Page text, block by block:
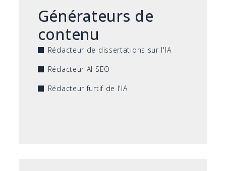
Générateurs de
contenu
Rédacteur de dissertations sur l'IA
Rédacteur AI SEO
Rédacteur furtif de l'IA